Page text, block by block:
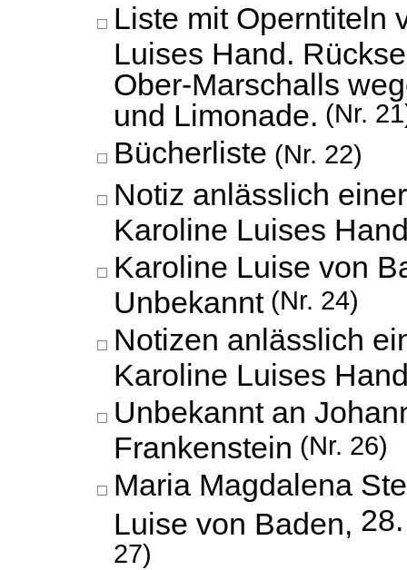
Liste mit Operntiteln
Luises Hand.
Ober-Marschalls
und Limonade. (Nr.
Bücherliste (Nr. 22)
Notiz anlässlich
Karoline Luises
Karoline Luise von
Unbekannt (Nr. 24)
Notizen anlässlich
Karoline Luises
Unbekannt an
Frankenstein (Nr. 26)
Maria Magdalena
Luise von Baden,
27)